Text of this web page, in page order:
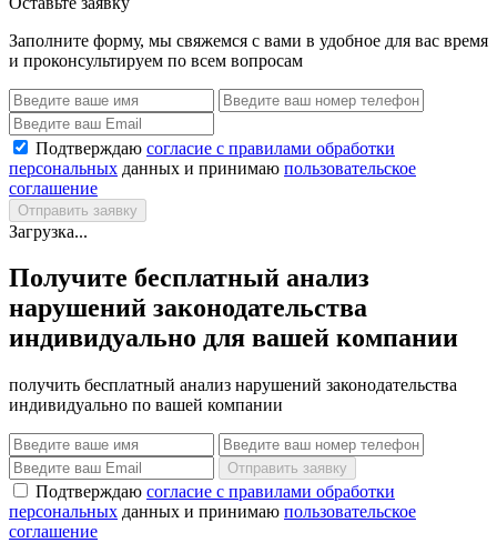
Заполните форму, мы свяжемся с вами в удобное для вас время
и проконсультируем по всем вопросам
Подтверждаю согласие с правилами обработки
персональных данных и принимаю пользовательское
соглашение
Отправить заявку
Загрузка...
Получите бесплатный анализ
нарушений законодательства
индивидуально для вашей компании
получить бесплатный анализ нарушений законодательства
индивидуально по вашей компании
Отправить заявку
Подтверждаю согласие с правилами обработки
персональных данных и принимаю пользовательское
соглашение